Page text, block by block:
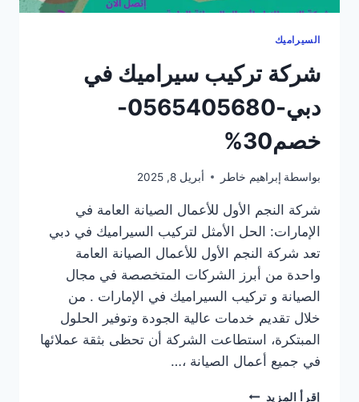
السيراميك
شركة تركيب سيراميك في
دبي-0565405680-
خصم30%
بواسطة إبراهيم خاطر أبريل 8, 2025
شركة النجم الأول للأعمال الصيانة العامة في
الإمارات: الحل الأمثل لتركيب السيراميك في دبي
تعد شركة النجم الأول للأعمال الصيانة العامة
واحدة من أبرز الشركات المتخصصة في مجال
الصيانة و تركيب السيراميك في الإمارات . من
خلال تقديم خدمات عالية الجودة وتوفير الحلول
المبتكرة، استطاعت الشركة أن تحظى بثقة عملائها
في جميع أعمال الصيانة ،…
إقرأ المزيد شركة